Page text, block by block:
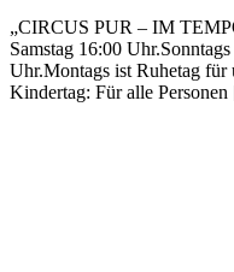
„CIRCUS PUR – IM
Samstag 16:00
Uhr.Montags ist Ruhetag für
Kindertag: Für alle